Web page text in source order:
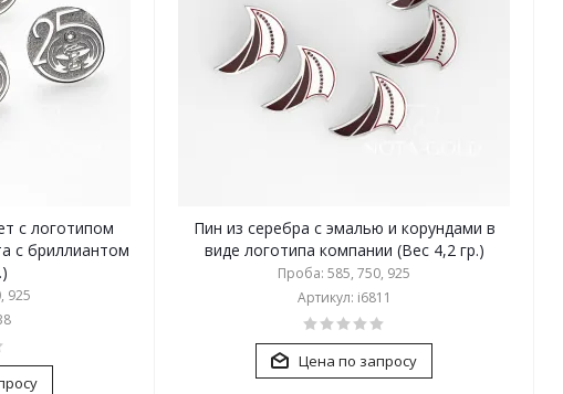
с логотипом
с бриллиантом
925
Пин из серебра с эмалью и корундами в
виде логотипа компании (Вес 4,2 гр.)
Проба: 585, 750, 925
Артикул: i6811
Цена по запросу